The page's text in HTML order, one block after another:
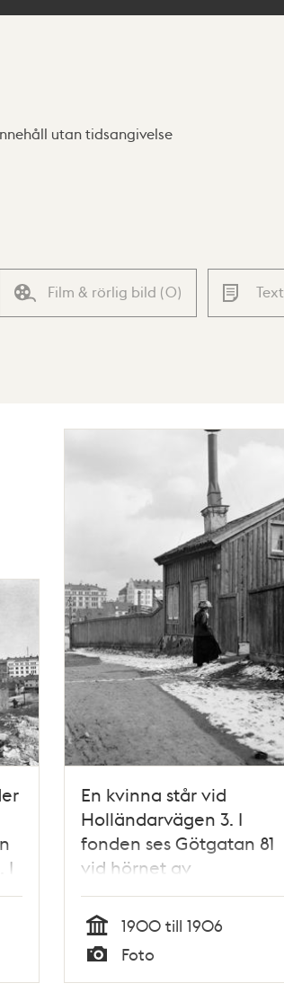
utan tidsangivelse
Film & rörlig bild (0) Text
I
En kvinna står vid
Holländarvägen 3. I
fonden ses Götgatan 81
vid hörnet av
Blekingegatan.
Holländarvägen
motsvarar ungefär nuv.
Hallandsgatan (tidigare
Skånegatan) och kv.
Tid
1900 till 1906
Typ
Foto